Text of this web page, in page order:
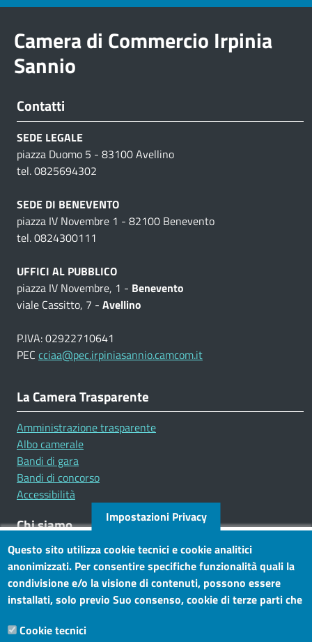
Camera di Commercio Irpinia
Sannio
Contatti
SEDE LEGALE
piazza Duomo 5 - 83100 Avellino
tel. 0825694302
SEDE DI BENEVENTO
piazza IV Novembre 1 - 82100 Benevento
tel. 0824300111
UFFICI AL PUBBLICO
piazza IV Novembre, 1 - Benevento
viale Cassitto, 7 - Avellino
P.IVA: 02922710641
PEC cciaa@pec.irpiniasannio.camcom.it
La Camera Trasparente
Amministrazione trasparente
Albo camerale
Bandi di gara
Bandi di concorso
Accessibilità
Chi siamo
Mission
Statuto e carta dei servizi
Social
Impostazioni Privacy
Questo sito utilizza cookie tecnici e cookie analitici
anonimizzati. Per consentire specifiche funzionalità quali la
condivisione e/o la visione di contenuti, possono essere
installati, solo previo Suo consenso, cookie di terze parti che
questo banner, può accettare tutti i cookies, selezionare le
Cookie tecnici